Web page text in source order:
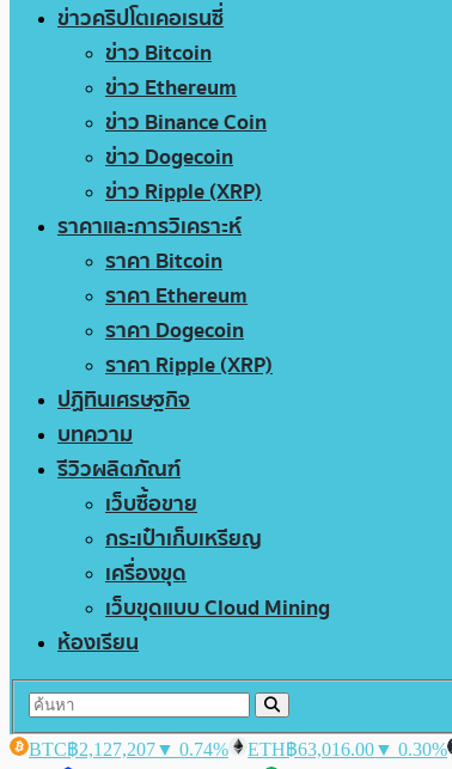
ข่าวคริปโตเคอเรนซี่
ข่าว Bitcoin
ข่าว Ethereum
ข่าว Binance Coin
ข่าว Dogecoin
ข่าว Ripple (XRP)
ราคาและการวิเคราะห์
ราคา Bitcoin
ราคา Ethereum
ราคา Dogecoin
ราคา Ripple (XRP)
ปฏิทินเศรษฐกิจ
บทความ
รีวิวผลิตภัณฑ์
เว็บซื้อขาย
กระเป๋าเก็บเหรียญ
เครื่องขุด
เว็บขุดแบบ Cloud Mining
ห้องเรียน
BTC฿2,127,207▼ 0.74% ETH฿63,016.00▼ 0.30%